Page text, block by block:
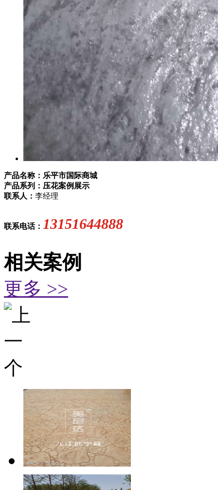
产品名称：乐平市国际商城
产品系列：压花案例展示
联系人： 李经理
联系电话： 13151644888
相关案例
更多 >>